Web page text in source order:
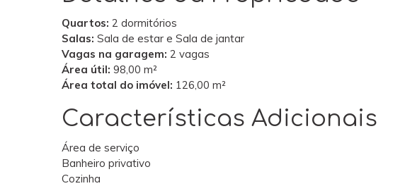
Quartos: 2 dormitórios
Salas: Sala de estar e Sala de jantar
Vagas na garagem: 2 vagas
Área útil: 98,00 m²
Área total do imóvel: 126,00 m²
Características Adicionais
Área de serviço
Banheiro privativo
Cozinha